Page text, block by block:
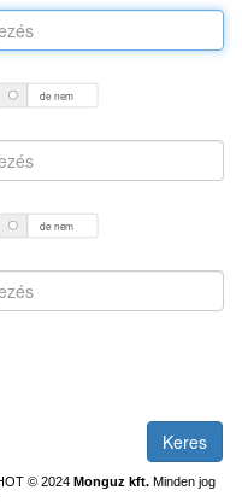
de nem
de nem
© 2024 Monguz kft.Minden jog